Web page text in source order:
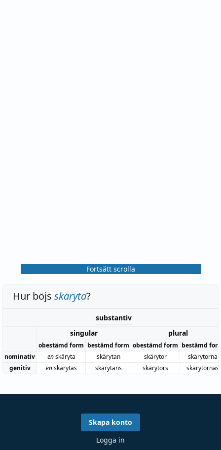
Fortsätt scrolla
Hur böjs skäryta?
substantiv
singular
plural
obestämd form bestämd form obestämd form bestämd
nominativ
enskäryta skärytan skärytor
skärytorna
genitiv
enskärytas skärytans skärytors skärytornas
Skapa konto
Logga in